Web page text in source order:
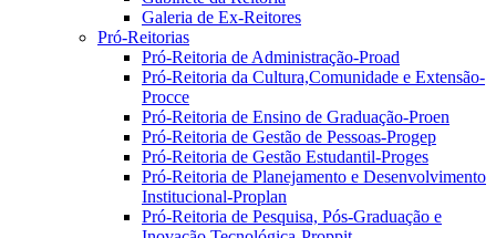
Galeria de Ex-Reitores
Pró-Reitorias
Pró-Reitoria de Administração-Proad
Pró-Reitoria da Cultura,Comunidade e Extensão-
Procce
Pró-Reitoria de Ensino de Graduação-Proen
Pró-Reitoria de Gestão de Pessoas-Progep
Pró-Reitoria de Gestão Estudantil-Proges
Pró-Reitoria de Planejamento e Desenvolvimento
Institucional-Proplan
Pró-Reitoria de Pesquisa, Pós-Graduação e